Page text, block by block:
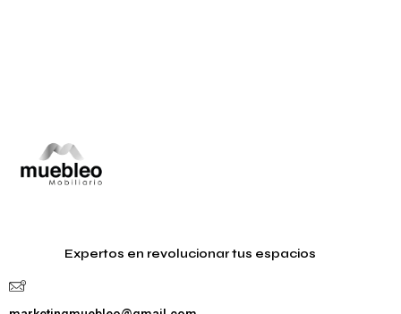
Expertos en revolucionar tus espacios